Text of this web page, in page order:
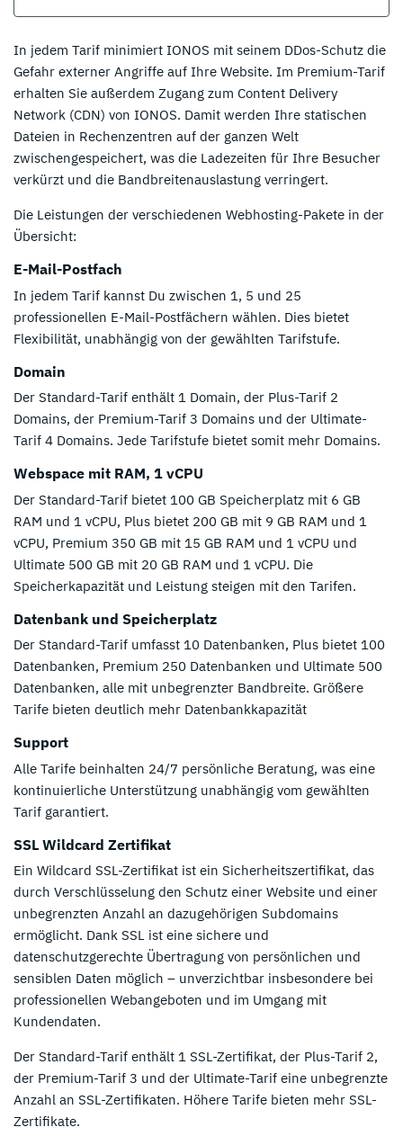
In jedem Tarif minimiert IONOS mit seinem DDos-Schutz die
Gefahr externer Angriffe auf Ihre Website. Im Premium-Tarif
erhalten Sie außerdem Zugang zum Content Delivery
Network (CDN) von IONOS. Damit werden Ihre statischen
Dateien in Rechenzentren auf der ganzen Welt
zwischengespeichert, was die Ladezeiten für Ihre Besucher
verkürzt und die Bandbreitenauslastung verringert.
Die Leistungen der verschiedenen Webhosting-Pakete in der
Übersicht:
E-Mail-Postfach
In jedem Tarif kannst Du zwischen 1, 5 und 25
professionellen E-Mail-Postfächern wählen. Dies bietet
Flexibilität, unabhängig von der gewählten Tarifstufe.
Domain
Der Standard-Tarif enthält 1 Domain, der Plus-Tarif 2
Domains, der Premium-Tarif 3 Domains und der Ultimate-
Tarif 4 Domains. Jede Tarifstufe bietet somit mehr Domains.
Webspace mit RAM, 1 vCPU
Der Standard-Tarif bietet 100 GB Speicherplatz mit 6 GB
RAM und 1 vCPU, Plus bietet 200 GB mit 9 GB RAM und 1
vCPU, Premium 350 GB mit 15 GB RAM und 1 vCPU und
Ultimate 500 GB mit 20 GB RAM und 1 vCPU. Die
Speicherkapazität und Leistung steigen mit den Tarifen.
Datenbank und Speicherplatz
Der Standard-Tarif umfasst 10 Datenbanken, Plus bietet 100
Datenbanken, Premium 250 Datenbanken und Ultimate 500
Datenbanken, alle mit unbegrenzter Bandbreite. Größere
Tarife bieten deutlich mehr Datenbankkapazität
Support
Alle Tarife beinhalten 24/7 persönliche Beratung, was eine
kontinuierliche Unterstützung unabhängig vom gewählten
Tarif garantiert.
SSL Wildcard Zertifikat
Ein Wildcard SSL-Zertifikat ist ein Sicherheitszertifikat, das
durch Verschlüsselung den Schutz einer Website und einer
unbegrenzten Anzahl an dazugehörigen Subdomains
ermöglicht. Dank SSL ist eine sichere und
datenschutzgerechte Übertragung von persönlichen und
sensiblen Daten möglich – unverzichtbar insbesondere bei
professionellen Webangeboten und im Umgang mit
Kundendaten.
Der Standard-Tarif enthält 1 SSL-Zertifikat, der Plus-Tarif 2,
der Premium-Tarif 3 und der Ultimate-Tarif eine unbegrenzte
Anzahl an SSL-Zertifikaten. Höhere Tarife bieten mehr SSL-
Zertifikate.